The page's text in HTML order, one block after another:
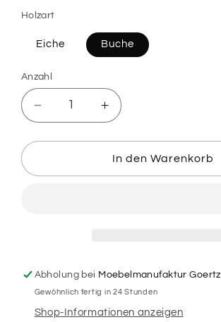
Holzart
Eiche Buche
Anzahl
Verringere
die
Menge
Holzdeko
Erhöhe
die
Menge
für
Holzdeko
In den Warenkorb
Abholung bei Moebelmanufaktur Goertz
Gewöhnlich fertig in 24 Stunden
Shop-Informationen anzeigen